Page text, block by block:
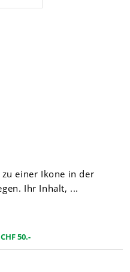
einer Ikone in der
Ihr Inhalt, ...
50.-